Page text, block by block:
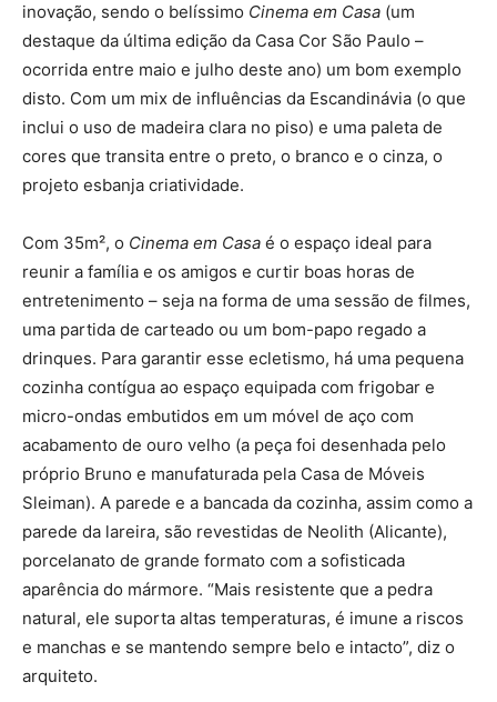
inovação, sendo o belíssimo Cinema em Casa (um
destaque da última edição da Casa Cor São Paulo –
ocorrida entre maio e julho deste ano) um bom exemplo
disto. Com um mix de influências da Escandinávia (o que
inclui o uso de madeira clara no piso) e uma paleta de
cores que transita entre o preto, o branco e o cinza, o
projeto esbanja criatividade.
Com 35m², o Cinema em Casa é o espaço ideal para
reunir a família e os amigos e curtir boas horas de
entretenimento – seja na forma de uma sessão de filmes,
uma partida de carteado ou um bom-papo regado a
drinques. Para garantir esse ecletismo, há uma pequena
cozinha contígua ao espaço equipada com frigobar e
micro-ondas embutidos em um móvel de aço com
acabamento de ouro velho (a peça foi desenhada pelo
próprio Bruno e manufaturada pela Casa de Móveis
Sleiman). A parede e a bancada da cozinha, assim como a
parede da lareira, são revestidas de Neolith (Alicante),
porcelanato de grande formato com a sofisticada
aparência do mármore. “Mais resistente que a pedra
natural, ele suporta altas temperaturas, é imune a riscos
e manchas e se mantendo sempre belo e intacto”, diz o
arquiteto.